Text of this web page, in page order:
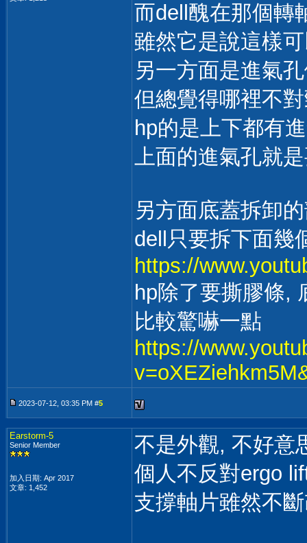
而dell醜在那個轉
雖然它是說這樣
另一方面是進氣
但總覺得哪裡不
hp的是上下都有
上面的進氣孔就
另方面底蓋拆卸
dell只要拆下面幾
https://
hp除了要撕膠條,
比較驚嚇一點
https://
2023-07-12, 03:35 PM #5
Earstorm-5
Senior Member
加入日期: Apr 2017
文章: 1,452
不是外觀, 不好意
個人不反對ergo
支撐軸片雖然不